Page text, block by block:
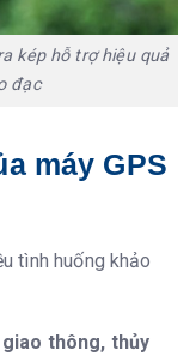
kép hỗ trợ hiệu quả
đạc
máy GPS
tình huống khảo
thông, thủy